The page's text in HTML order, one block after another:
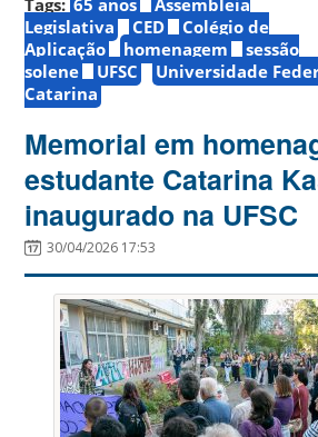
Legislativa
CED
Colégio de
Aplicação
homenagem
sessão
solene
UFSC
Universidade
Catarina
Memorial em
estudante Catarina
inaugurado na UFSC
30/04/2026 17:53